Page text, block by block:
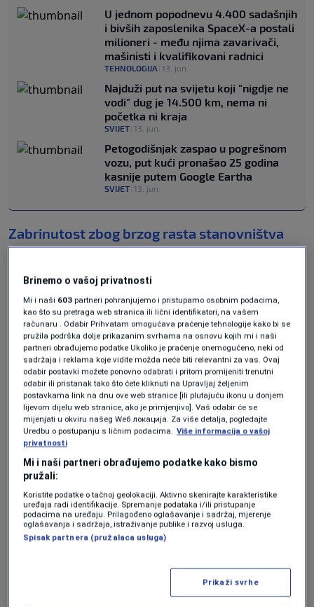
U jednom popodnevu 4.400 sadašnjih
i bivših zaposlenika SpaceX-a postali
milioneri - među njima zavarivači,
mašinisti i kvalifikovani radnici
TEHNOLOGIJA 13. jun.
Najduži put na svijetu koji "nigdje ne
vodi" dug je 14.500 km, nema ni
početka ni kraja
SVIJET 13. jun.
Petogodišnjak zaspao u pogrešnom
vozu, put kući pronašao 25 ​​godina
kasnije putem Google Eartha
SVIJET 13. jun.
Zabrinutost zbog brzog rasta stanovništva
milion sa 7,3 miliona u 2002. godini, i njegov
utjecaj na javnu infrastrukturu podstakli su
podršku prijedlogu.
Spas za "švicarski
identitet"?
Pristalice ograničenja kažu da je način života
narušen demografskim rastom i da rastuća
populacija testira lokalnu infrastrukturu,
puteve i javni prijevoz do krajnjih granica, kao i
da povećava cijene najma i kriminal,izvještava
AP.
Kritičari kažu da bi usvajanje zakona
predstavljalo samonanošenje rane, tvrdeći da
Brinemo o vašoj privatnosti
Mi i naši 603 partneri pohranjujemo i pristupamo osobnim podacima,
kao što su pretraga web stranica ili lični identifikatori, na vašem
računaru . Odabir Prihvatam omogućava praćenje tehnologije kako bi se
pružila podrška dolje prikazanim svrhama na osnovu kojih mi i naši
partneri obrađujemo podatke Ukoliko je praćenje onemogućeno, neki od
sadržaja i reklama koje vidite možda neće biti relevantni za vas. Ovaj
odabir postavki možete ponovno odabrati i pritom promijeniti trenutni
odabir ili pristanak tako što ćete kliknuti na Upravljaj željenim
postavkama link na dnu ove web stranice [ili plutajuću ikonu u donjem
lijevom dijelu web stranice, ako je primjenjivo]. Vaš odabir će se
mijenjati u okviru našeg Wеб локација. Za više detalja, pogledajte
Uredbu o postupanju s ličnim podacima. Više informacija o vašoj
privatnosti
Mi i naši partneri obrađujemo podatke kako bismo
pružali:
Koristite podatke o tačnoj geolokaciji. Aktivno skenirajte karakteristike
uređaja radi identifikacije. Spremanje podataka i/ili pristupanje
podacima na uređaju. Prilagođeno oglašavanje i sadržaj, mjerenje
oglašavanja i sadržaja, istraživanje publike i razvoj usluga.
Spisak partnera (pružalaca usluga)
Prikaži svrhe